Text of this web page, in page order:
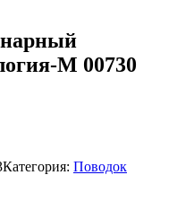
М 00730
Категория: Поводок